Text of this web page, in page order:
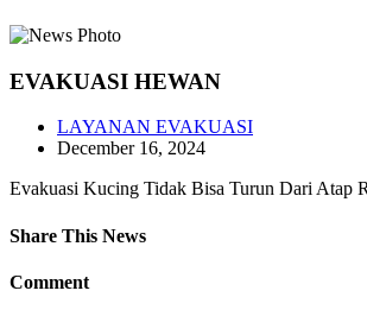
EVAKUASI HEWAN
LAYANAN EVAKUASI
December 16, 2024
Evakuasi Kucing Tidak Bisa Turun Dari Atap
Share This News
Comment